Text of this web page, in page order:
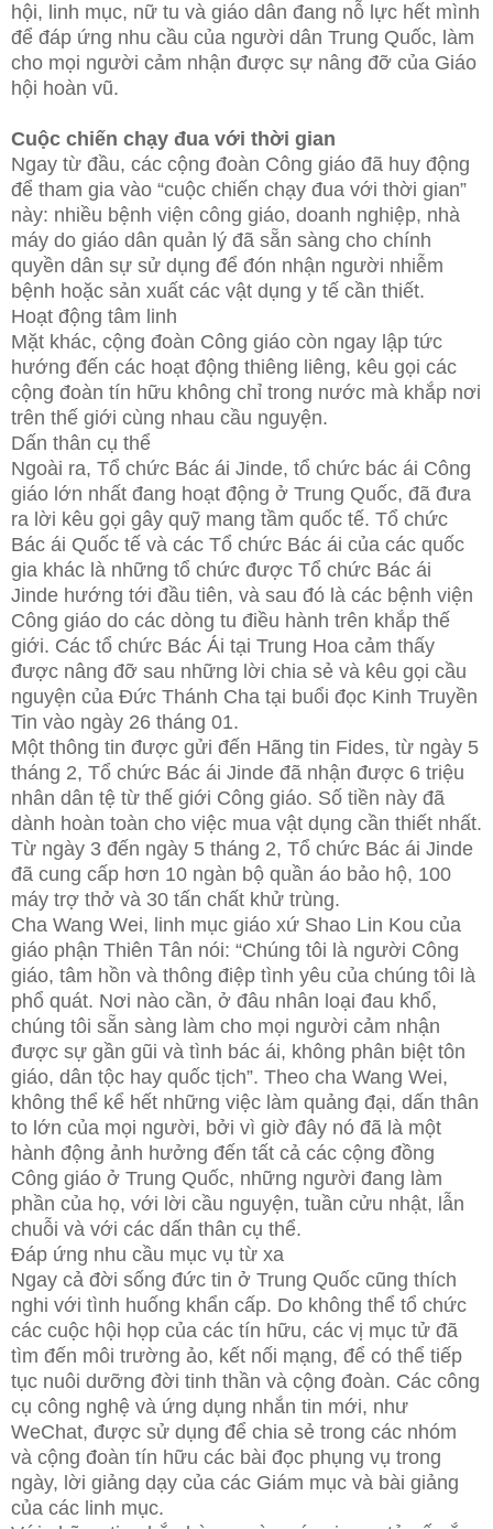
hội, linh mục, nữ tu và giáo dân đang nỗ lực hết mình
để đáp ứng nhu cầu của người dân Trung Quốc, làm
cho mọi người cảm nhận được sự nâng đỡ của Giáo
hội hoàn vũ.
Cuộc chiến chạy đua với thời gian
Ngay từ đầu, các cộng đoàn Công giáo đã huy động
để tham gia vào “cuộc chiến chạy đua với thời gian”
này: nhiều bệnh viện công giáo, doanh nghiệp, nhà
máy do giáo dân quản lý đã sẵn sàng cho chính
quyền dân sự sử dụng để đón nhận người nhiễm
bệnh hoặc sản xuất các vật dụng y tế cần thiết.
Hoạt động tâm linh
Mặt khác, cộng đoàn Công giáo còn ngay lập tức
hướng đến các hoạt động thiêng liêng, kêu gọi các
cộng đoàn tín hữu không chỉ trong nước mà khắp nơi
trên thế giới cùng nhau cầu nguyện.
Dấn thân cụ thể
Ngoài ra, Tổ chức Bác ái Jinde, tổ chức bác ái Công
giáo lớn nhất đang hoạt động ở Trung Quốc, đã đưa
ra lời kêu gọi gây quỹ mang tầm quốc tế. Tổ chức
Bác ái Quốc tế và các Tổ chức Bác ái của các quốc
gia khác là những tổ chức được Tổ chức Bác ái
Jinde hướng tới đầu tiên, và sau đó là các bệnh viện
Công giáo do các dòng tu điều hành trên khắp thế
giới. Các tổ chức Bác Ái tại Trung Hoa cảm thấy
được nâng đỡ sau những lời chia sẻ và kêu gọi cầu
nguyện của Đức Thánh Cha tại buổi đọc Kinh Truyền
Tin vào ngày 26 tháng 01.
Một thông tin được gửi đến Hãng tin Fides, từ ngày 5
tháng 2, Tổ chức Bác ái Jinde đã nhận được 6 triệu
nhân dân tệ từ thế giới Công giáo. Số tiền này đã
dành hoàn toàn cho việc mua vật dụng cần thiết nhất.
Từ ngày 3 đến ngày 5 tháng 2, Tổ chức Bác ái Jinde
đã cung cấp hơn 10 ngàn bộ quần áo bảo hộ, 100
máy trợ thở và 30 tấn chất khử trùng.
Cha Wang Wei, linh mục giáo xứ Shao Lin Kou của
giáo phận Thiên Tân nói: “Chúng tôi là người Công
giáo, tâm hồn và thông điệp tình yêu của chúng tôi là
phổ quát. Nơi nào cần, ở đâu nhân loại đau khổ,
chúng tôi sẵn sàng làm cho mọi người cảm nhận
được sự gần gũi và tình bác ái, không phân biệt tôn
giáo, dân tộc hay quốc tịch”. Theo cha Wang Wei,
không thể kể hết những việc làm quảng đại, dấn thân
to lớn của mọi người, bởi vì giờ đây nó đã là một
hành động ảnh hưởng đến tất cả các cộng đồng
Công giáo ở Trung Quốc, những người đang làm
phần của họ, với lời cầu nguyện, tuần cửu nhật, lẫn
chuỗi và với các dấn thân cụ thể.
Đáp ứng nhu cầu mục vụ từ xa
Ngay cả đời sống đức tin ở Trung Quốc cũng thích
nghi với tình huống khẩn cấp. Do không thể tổ chức
các cuộc hội họp của các tín hữu, các vị mục tử đã
tìm đến môi trường ảo, kết nối mạng, để có thể tiếp
tục nuôi dưỡng đời tinh thần và cộng đoàn. Các công
cụ công nghệ và ứng dụng nhắn tin mới, như
WeChat, được sử dụng để chia sẻ trong các nhóm
và cộng đoàn tín hữu các bài đọc phụng vụ trong
ngày, lời giảng dạy của các Giám mục và bài giảng
của các linh mục.